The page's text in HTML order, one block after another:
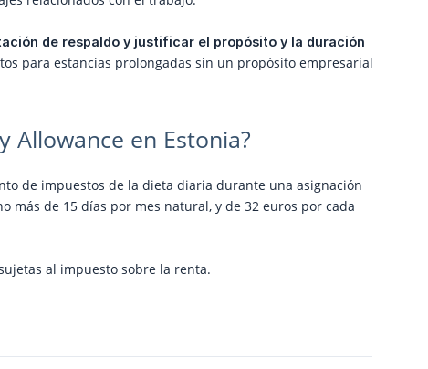
de respaldo y justificar el propósito y la duración
para estancias prolongadas sin un propósito empresarial
Allowance en Estonia?
de impuestos de la dieta diaria durante una asignación
más de 15 días por mes natural, y de 32 euros por cada
al impuesto sobre la renta.